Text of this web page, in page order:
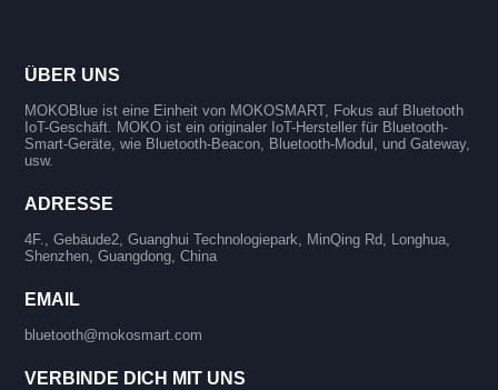
ÜBER UNS
MOKOBlue ist eine Einheit von MOKOSMART, Fokus auf Bluetooth
IoT-Geschäft. MOKO ist ein originaler IoT-Hersteller für Bluetooth-
Smart-Geräte, wie Bluetooth-Beacon, Bluetooth-Modul, und Gateway,
usw.
ADRESSE
4F., Gebäude2, Guanghui Technologiepark, MinQing Rd, Longhua,
Shenzhen, Guangdong, China
EMAIL
bluetooth@mokosmart.com
VERBINDE DICH MIT UNS